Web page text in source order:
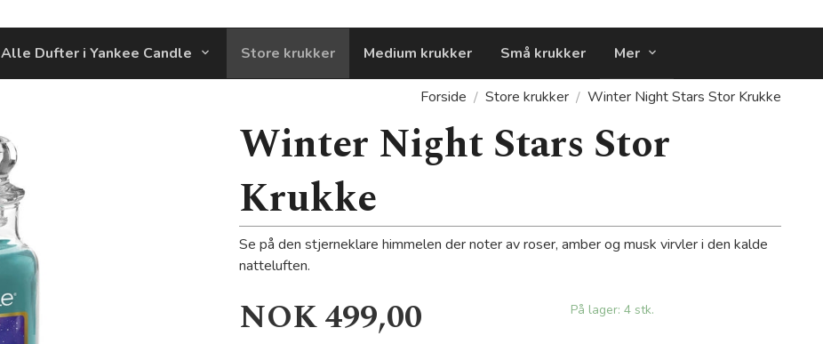
Alle Dufter i Yankee Candle Store krukker Medium krukker Små krukker Mer
Forside Store krukker Winter Night Stars Stor Krukke
Winter Night Stars Stor
Krukke
Se på den stjerneklare himmelen der noter av roser, amber og musk virvler i den kalde
natteluften.
Pris
NOK499,00 På lager: 4 stk.